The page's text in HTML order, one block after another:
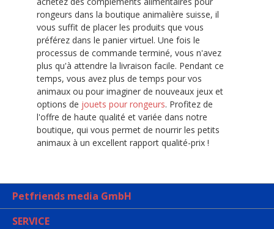
rongeurs dans la boutique animalière suisse, il
vous suffit de placer les produits que vous
préférez dans le panier virtuel. Une fois le
processus de commande terminé, vous n'avez
plus qu'à attendre la livraison facile. Pendant ce
temps, vous avez plus de temps pour vos
animaux ou pour imaginer de nouveaux jeux et
options de jouets pour rongeurs. Profitez de
l'offre de haute qualité et variée dans notre
boutique, qui vous permet de nourrir les petits
animaux à un excellent rapport qualité-prix !
Petfriends media GmbH
SERVICE